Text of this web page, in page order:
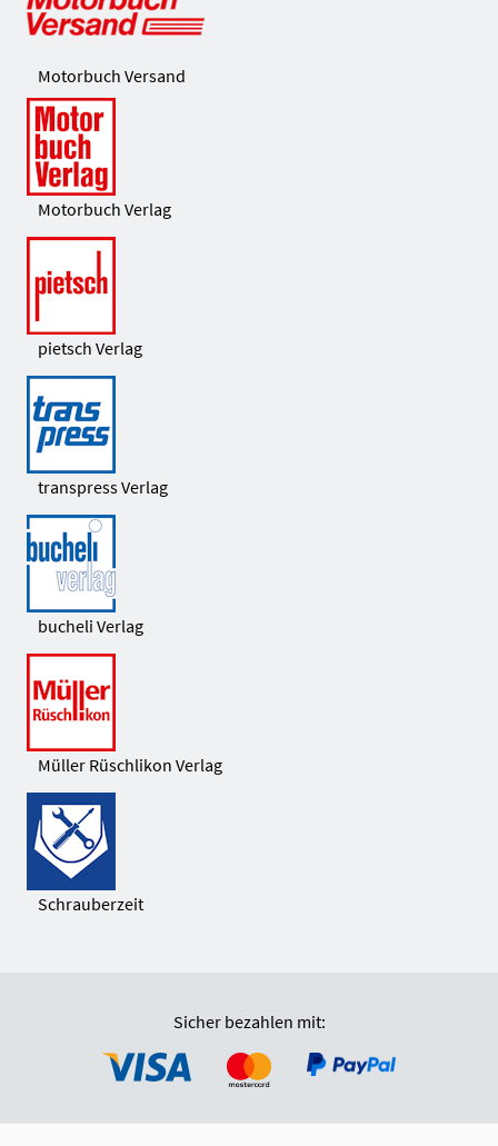
Motorbuch Versand
Motorbuch Verlag
pietsch Verlag
transpress Verlag
bucheli Verlag
Müller Rüschlikon Verlag
Schrauberzeit
Sicher bezahlen mit: